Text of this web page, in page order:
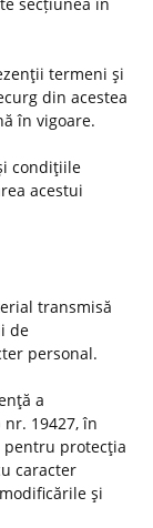
termeni şi
din acestea
în vigoare.
condiţiile
acestui
transmisă
de
personal.
a
19427, în
pentru protecţia
caracter
şi